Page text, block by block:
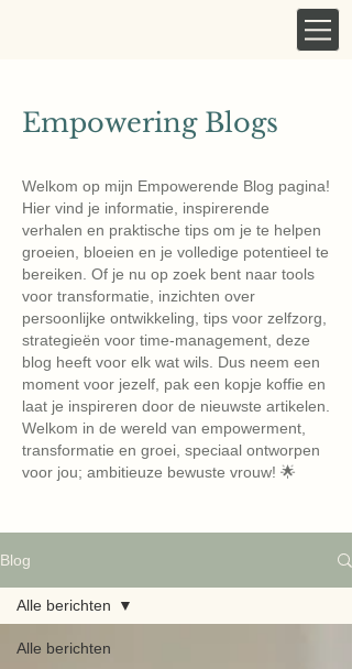
Empowering Blogs
Welkom op mijn Empowerende Blog pagina!
Hier vind je informatie, inspirerende
verhalen en praktische tips om je te helpen
groeien, bloeien en je volledige potentieel te
bereiken. Of je nu op zoek bent naar tools
voor transformatie, inzichten over
persoonlijke ontwikkeling, tips voor zelfzorg,
strategieën voor time-management, deze
blog heeft voor elk wat wils. Dus neem een ​​
moment voor jezelf, pak een kopje koffie en
laat je inspireren door de nieuwste artikelen.
Welkom in de wereld van empowerment,
transformatie en groei, speciaal ontworpen
voor jou; ambitieuze bewuste vrouw! 🌟
Blog
Alle berichten
Alle berichten